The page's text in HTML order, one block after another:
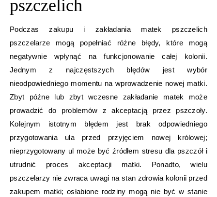
pszczelich
Podczas zakupu i zakładania matek pszczelich
pszczelarze mogą popełniać różne błędy, które mogą
negatywnie wpłynąć na funkcjonowanie całej kolonii.
Jednym z najczęstszych błędów jest wybór
nieodpowiedniego momentu na wprowadzenie nowej matki.
Zbyt późne lub zbyt wczesne zakładanie matek może
prowadzić do problemów z akceptacją przez pszczoły.
Kolejnym istotnym błędem jest brak odpowiedniego
przygotowania ula przed przyjęciem nowej królowej;
nieprzygotowany ul może być źródłem stresu dla pszczół i
utrudnić proces akceptacji matki. Ponadto, wielu
pszczelarzy nie zwraca uwagi na stan zdrowia kolonii przed
zakupem matki; osłabione rodziny mogą nie być w stanie